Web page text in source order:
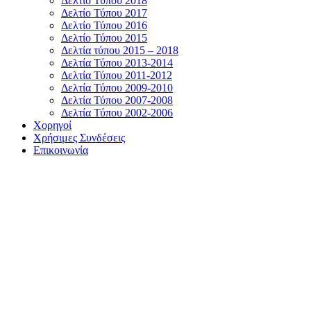
Δελτίο Τύπου 2017
Δελτίο Τύπου 2016
Δελτίο Τύπου 2015
Δελτία τύπου 2015 – 2018
Δελτία Τύπου 2013-2014
Δελτία Τύπου 2011-2012
Δελτία Τύπου 2009-2010
Δελτία Τύπου 2007-2008
Δελτία Τύπου 2002-2006
Χορηγοί
Χρήσιμες Συνδέσεις
Επικοινωνία